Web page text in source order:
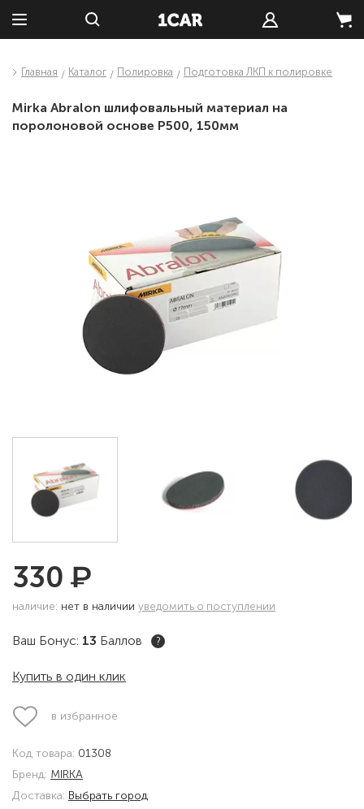
Главная Каталог Полировка Подготовка ЛКП к полировке
Mirka Abralon шлифовальный материал на
поролоновой основе P500, 150мм
330 ₽
наличие: нет в наличии уведомить о поступлении
Ваш Бонус: 13 Баллов ?
Купить в один клик
в избранное
Код товара: 01308
Бренд: MIRKA
Доставка: Выбрать город